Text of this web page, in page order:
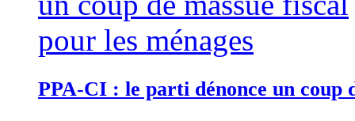
PPA-CI : le parti dénonce un coup